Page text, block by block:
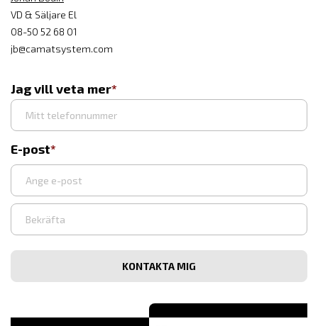
VD & Säljare El
08-50 52 68 01
jb@camatsystem.com
Jag vill veta mer
E-post
Ange
e-
Bekräfta
post